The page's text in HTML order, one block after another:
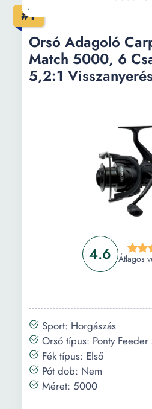
#1
4.6 Átlagos
Orsó Adagoló
Match 5000, 6
5,2:1
Sport: Horgászás
Orsó típus: Ponty Feeder
Fék típus: Első
Pót dob: Nem
Méret: 5000
Orsó adagoló Baracuda
7 csapágyas
Hurricane Feeder 40
orsó első fékkel
Információ